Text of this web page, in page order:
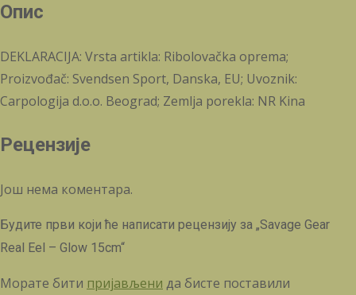
Опис
DEKLARACIJA: Vrsta artikla: Ribolovačka oprema;
Proizvođač: Svendsen Sport, Danska, EU; Uvoznik:
Carpologija d.o.o. Beograd; Zemlja porekla: NR Kina
Рецензије
Још нема коментара.
Будите први који ће написати рецензију за „Savage Gear
Real Eel – Glow 15cm“
Морате бити пријављени да бисте поставили